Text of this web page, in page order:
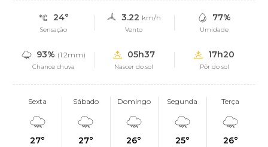
24°
Sensação
3.22 km/h
Vento
77%
Umidade
93% (1.2mm)
Chance chuva
05h37
Nascer do sol
17h20
Pôr do sol
Sexta
27°
Sábado
27°
Domingo
26°
Segunda
25°
Terça
26°